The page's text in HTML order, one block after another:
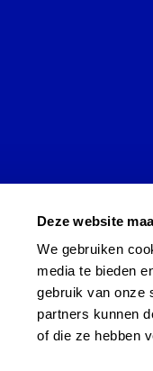
Deze website
We gebruiken
media te bieden
gebruik van onze
partners kunnen
of die ze hebben